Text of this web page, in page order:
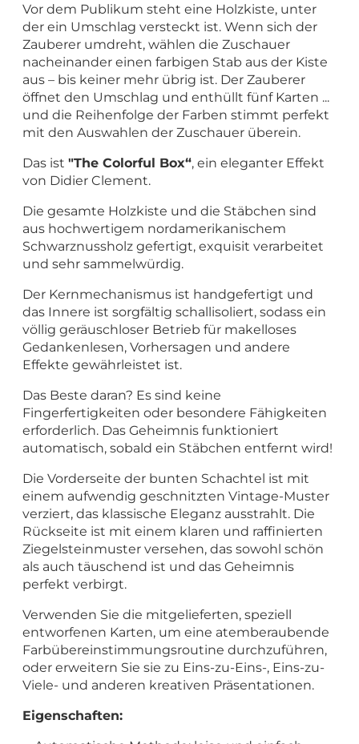
Vor dem Publikum steht eine Holzkiste, unter
der ein Umschlag versteckt ist. Wenn sich der
Zauberer umdreht, wählen die Zuschauer
nacheinander einen farbigen Stab aus der Kiste
aus – bis keiner mehr übrig ist. Der Zauberer
öffnet den Umschlag und enthüllt fünf Karten ...
und die Reihenfolge der Farben stimmt perfekt
mit den Auswahlen der Zuschauer überein.
Das ist "The Colorful Box“, ein eleganter Effekt
von Didier Clement.
Die gesamte Holzkiste und die Stäbchen sind
aus hochwertigem nordamerikanischem
Schwarznussholz gefertigt, exquisit verarbeitet
und sehr sammelwürdig.
Der Kernmechanismus ist handgefertigt und
das Innere ist sorgfältig schallisoliert, sodass ein
völlig geräuschloser Betrieb für makelloses
Gedankenlesen, Vorhersagen und andere
Effekte gewährleistet ist.
Das Beste daran? Es sind keine
Fingerfertigkeiten oder besondere Fähigkeiten
erforderlich. Das Geheimnis funktioniert
automatisch, sobald ein Stäbchen entfernt wird!
Die Vorderseite der bunten Schachtel ist mit
einem aufwendig geschnitzten Vintage-Muster
verziert, das klassische Eleganz ausstrahlt. Die
Rückseite ist mit einem klaren und raffinierten
Ziegelsteinmuster versehen, das sowohl schön
als auch täuschend ist und das Geheimnis
perfekt verbirgt.
Verwenden Sie die mitgelieferten, speziell
entworfenen Karten, um eine atemberaubende
Farbübereinstimmungsroutine durchzuführen,
oder erweitern Sie sie zu Eins-zu-Eins-, Eins-zu-
Viele- und anderen kreativen Präsentationen.
Eigenschaften: